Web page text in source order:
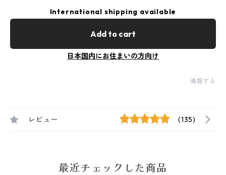
International shipping available
Add to cart
日本国内にお住まいの方向け
通報する
レビュー (135)
最近チェックした商品